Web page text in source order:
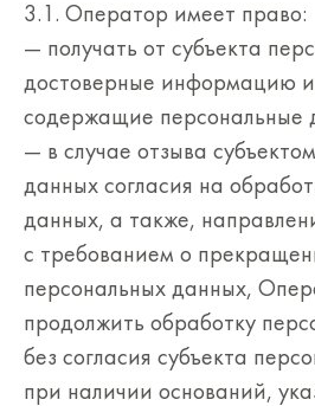
3.1. Оператор имеет право:
— получать от субъекта
достоверные информацию
содержащие персональные
— в случае отзыва
данных согласия на
данных, а также,
с требованием о
персональных данных,
продолжить обработку
без согласия субъекта
при наличии оснований,